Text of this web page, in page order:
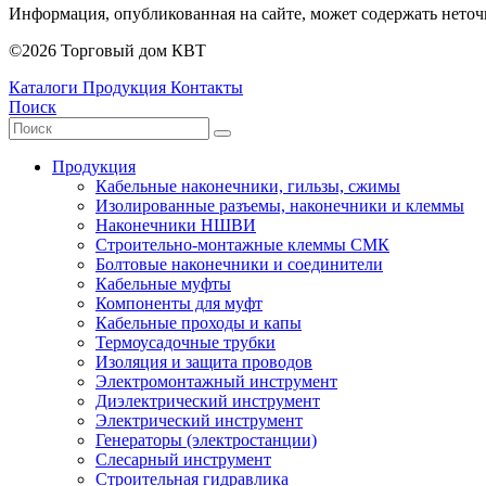
Информация, опубликованная на сайте, может содержать
©2026 Торговый дом КВТ
Каталоги Продукция Контакты
Поиск
Продукция
Кабельные наконечники, гильзы, сжимы
Изолированные разъемы, наконечники и клеммы
Наконечники НШВИ
Строительно-монтажные клеммы СМК
Болтовые наконечники и соединители
Кабельные муфты
Компоненты для муфт
Кабельные проходы и капы
Термоусадочные трубки
Изоляция и защита проводов
Электромонтажный инструмент
Диэлектрический инструмент
Электрический инструмент
Генераторы (электростанции)
Слесарный инструмент
Строительная гидравлика